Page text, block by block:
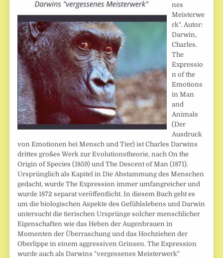
nes
Meisterwe
rk". Autor:
Darwin,
Charles.
The
Expressio
n of the
Emotions
in Man
and
Animals
(Der
Ausdruck
von Emotionen bei Mensch und Tier) ist Charles Darwins
drittes großes Werk zur Evolutionstheorie, nach On the
Origin of Species (1859) und The Descent of Man (1871).
Ursprünglich als Kapitel in Die Abstammung des Menschen
gedacht, wurde The Expression immer umfangreicher und
wurde 1872 separat veröffentlicht. In diesem Buch geht es
um die biologischen Aspekte des Gefühlslebens und Darwin
untersucht die tierischen Ursprünge solcher menschlicher
Eigenschaften wie das Heben der Augenbrauen in
Momenten der Überraschung und das Hochziehen der
Oberlippe in einem aggressiven Grinsen. The Expression
wurde auch als Darwins "vergessenes Meisterwerk"